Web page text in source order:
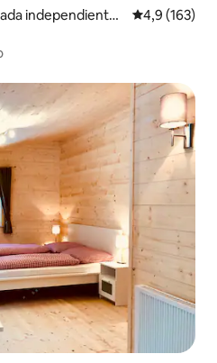
independiente
Calificación
4,9 (163)